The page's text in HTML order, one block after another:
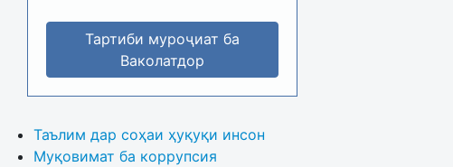
Тартиби муроҷиат ба
Ваколатдор
Таълим дар соҳаи ҳуқуқи инсон
Муқовимат ба коррупсия